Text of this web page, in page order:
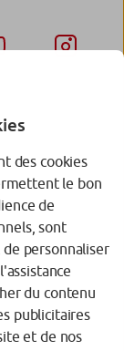
des cookies
le bon
de
sont
personnaliser
du contenu
publicitaires
et de nos